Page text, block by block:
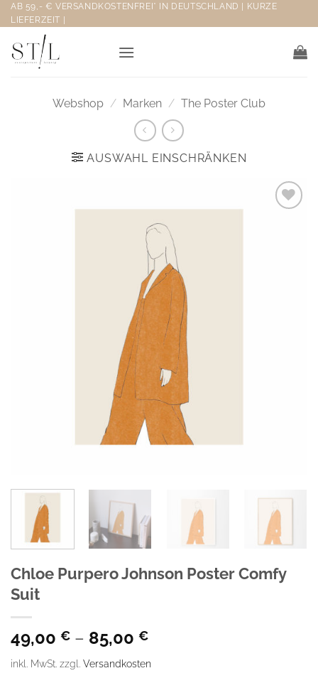
Zum
Inhalt
springen
AB 59,- € VERSANDKOSTENFREI* IN DEUTSCHLAND | KURZE
LIEFERZEIT |
Webshop / Marken / The Poster Club
AUSWAHL EINSCHRÄNKEN
Chloe Purpero Johnson Poster Comfy
Suit
49,00 € – 85,00 €
inkl. MwSt. zzgl. Versandkosten